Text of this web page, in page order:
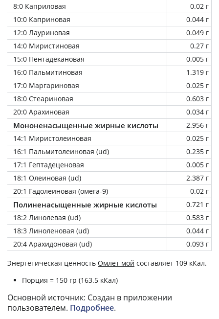
8:0 Каприловая
0.02 г
10:0 Каприновая
0.044 г
12:0 Лауриновая
0.049 г
14:0 Миристиновая
0.27 г
15:0 Пентадекановая
0.005 г
16:0 Пальмитиновая
1.319 г
17:0 Маргариновая
0.025 г
18:0 Стеариновая
0.603 г
20:0 Арахиновая
0.034 г
Мононенасыщенные жирные кислоты
2.956 г
14:1 Миристолеиновая
0.025 г
16:1 Пальмитолеиновая (ud)
0.235 г
17:1 Гептадеценовая
0.005 г
18:1 Олеиновая (ud)
2.387 г
20:1 Гадолеиновая (омега-9)
0.02 г
Полиненасыщенные жирные кислоты
0.721 г
18:2 Линолевая (ud)
0.583 г
18:3 Линоленовая (ud)
0.044 г
20:4 Арахидоновая (ud)
0.093 г
Энергетическая ценность Омлет мой составляет 109 кКал.
Порция = 150 гр (163.5 кКал)
Основной источник: Создан в приложении
пользователем. Подробнее.